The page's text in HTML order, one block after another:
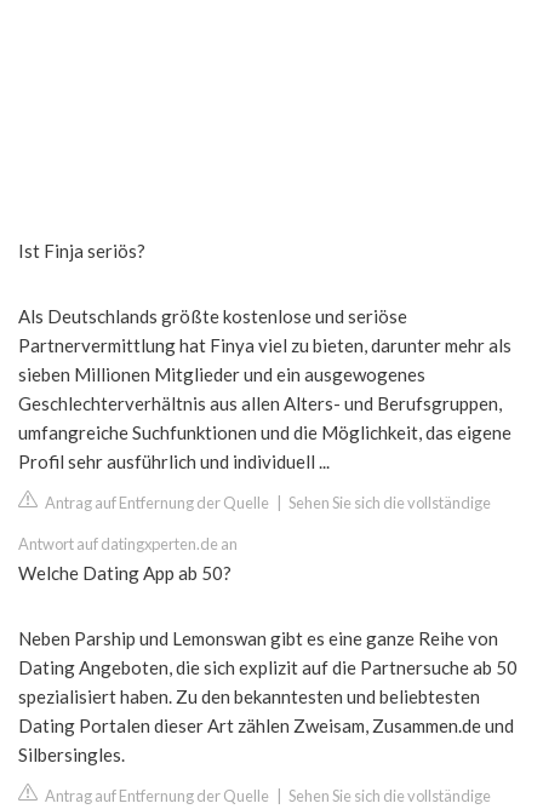
Ist Finja seriös?
Als Deutschlands größte kostenlose und seriöse
Partnervermittlung hat Finya viel zu bieten, darunter mehr als
sieben Millionen Mitglieder und ein ausgewogenes
Geschlechterverhältnis aus allen Alters- und Berufsgruppen,
umfangreiche Suchfunktionen und die Möglichkeit, das eigene
Profil sehr ausführlich und individuell ...
Antrag auf Entfernung der Quelle Sehen Sie sich die vollständige
Antwort auf datingxperten.de an
Welche Dating App ab 50?
Neben Parship und Lemonswan gibt es eine ganze Reihe von
Dating Angeboten, die sich explizit auf die Partnersuche ab 50
spezialisiert haben. Zu den bekanntesten und beliebtesten
Dating Portalen dieser Art zählen Zweisam, Zusammen.de und
Silbersingles.
Antrag auf Entfernung der Quelle Sehen Sie sich die vollständige